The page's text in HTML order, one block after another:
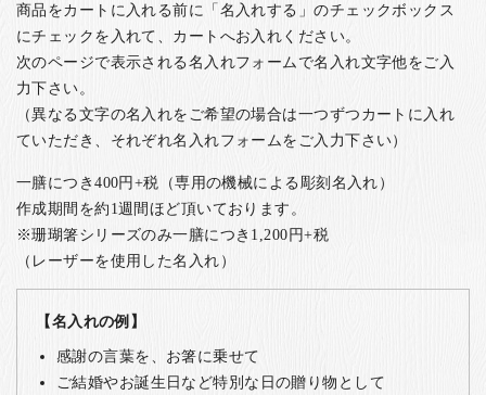
商品をカートに入れる前に「名入れする」のチェックボックス
にチェックを入れて、カートへお入れください。
次のページで表示される名入れフォームで名入れ文字他をご入
力下さい。
（異なる文字の名入れをご希望の場合は一つずつカートに入れ
ていただき、それぞれ名入れフォームをご入力下さい）
一膳につき400円+税（専用の機械による彫刻名入れ）
作成期間を約1週間ほど頂いております。
※珊瑚箸シリーズのみ一膳につき1,200円+税
（レーザーを使用した名入れ）
【名入れの例】
感謝の言葉を、お箸に乗せて
ご結婚やお誕生日など特別な日の贈り物として